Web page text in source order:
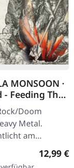
MONSOON ·
- Feeding The
Doom
Metal.
am
auf Supreme
CD im
12,99 €